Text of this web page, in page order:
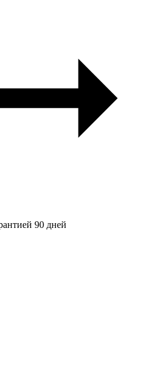
90 дней